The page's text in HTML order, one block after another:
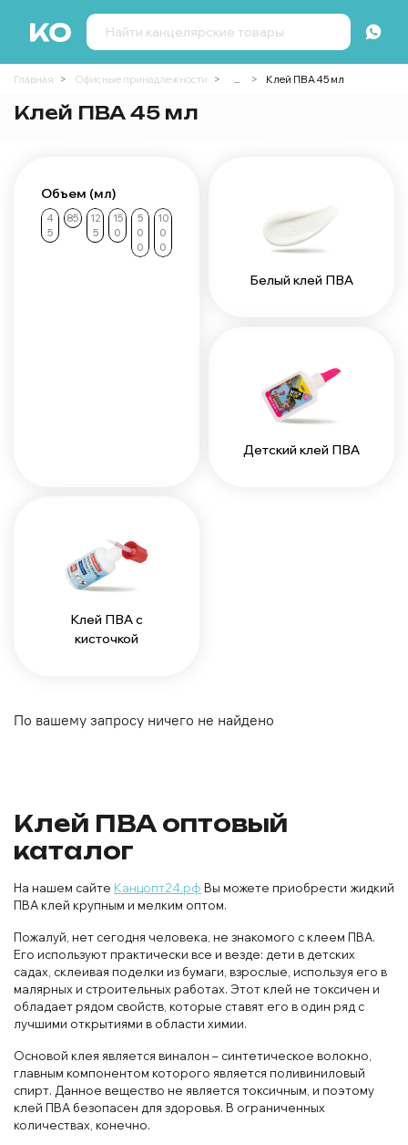
Главная Офисные принадлежности ... Клей ПВА 45 мл
Клей ПВА 45 мл
Объем (мл)
4
5
85
12
5
15
0
5
0
0
10
0
0
Белый клей ПВА
Детский клей ПВА
Клей ПВА с
кисточкой
По вашему запросу ничего не найдено
Клей ПВА оптовый
каталог
На нашем сайте Канцопт24.рф Вы можете приобрести жидкий
ПВА клей крупным и мелким оптом.
Пожалуй, нет сегодня человека, не знакомого с клеем ПВА.
Его используют практически все и везде: дети в детских
садах, склеивая поделки из бумаги, взрослые, используя его в
малярных и строительных работах. Этот клей не токсичен и
обладает рядом свойств, которые ставят его в один ряд с
лучшими открытиями в области химии.
Основой клея является виналон – синтетическое волокно,
главным компонентом которого является поливиниловый
спирт. Данное вещество не является токсичным, и поэтому
клей ПВА безопасен для здоровья. В ограниченных
количествах, конечно.